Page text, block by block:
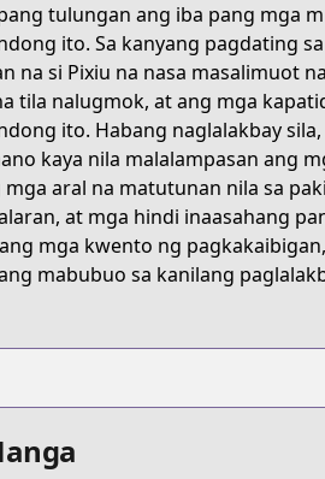
tulungan ang iba pang mga
ito. Sa kanyang pagdating
na si Pixiu na nasa masalimuot
tila nalugmok, at ang mga
ito. Habang naglalakbay
kaya nila malalampasan ang
aral na matutunan nila sa
at mga hindi inaasahang
mga kwento ng
mabubuo sa kanilang